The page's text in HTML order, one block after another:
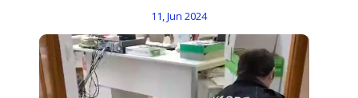
11, Jun 2024